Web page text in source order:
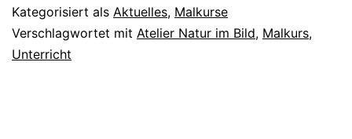
Kategorisiert als Aktuelles, Malkurse
Verschlagwortet mit Atelier Natur im Bild, Malkurs,
Unterricht